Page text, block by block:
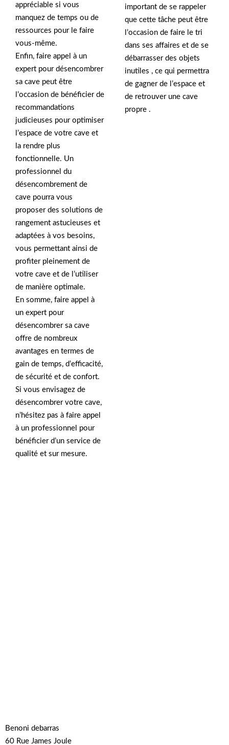
appréciable si vous
manquez de temps ou de
ressources pour le faire
vous-même.
Enfin, faire appel à un
expert pour désencombrer
sa cave peut être
l’occasion de bénéficier de
recommandations
judicieuses pour optimiser
l’espace de votre cave et
la rendre plus
fonctionnelle. Un
professionnel du
désencombrement de
cave pourra vous
proposer des solutions de
rangement astucieuses et
adaptées à vos besoins,
vous permettant ainsi de
profiter pleinement de
votre cave et de l’utiliser
de manière optimale.
En somme, faire appel à
un expert pour
désencombrer sa cave
offre de nombreux
avantages en termes de
gain de temps, d’efficacité,
de sécurité et de confort.
Si vous envisagez de
désencombrer votre cave,
n’hésitez pas à faire appel
à un professionnel pour
bénéficier d’un service de
qualité et sur mesure.
important de se rappeler
que cette tâche peut être
l’occasion de faire le tri
dans ses affaires et de se
débarrasser des objets
inutiles , ce qui permettra
de gagner de l’espace et
de retrouver une cave
propre .
Benoni debarras
60 Rue James Joule